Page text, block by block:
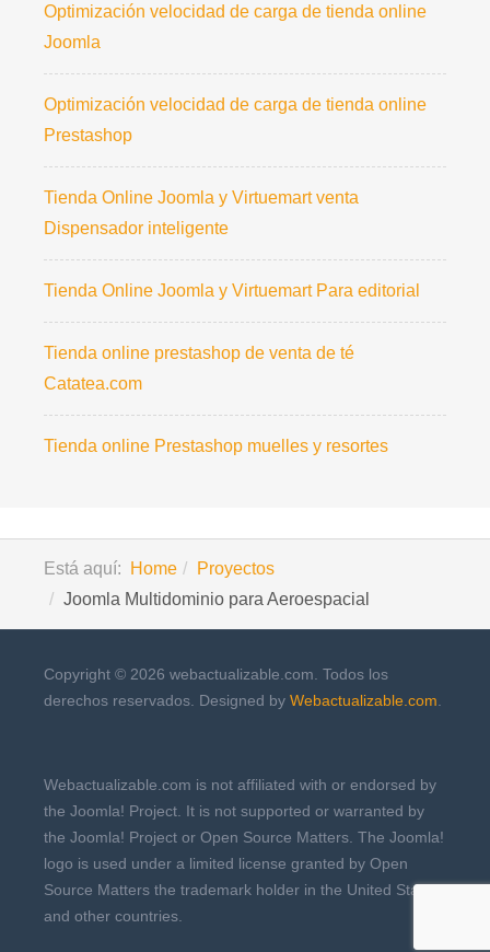
Optimización velocidad de carga de tienda online
Joomla
Optimización velocidad de carga de tienda online
Prestashop
Tienda Online Joomla y Virtuemart venta
Dispensador inteligente
Tienda Online Joomla y Virtuemart Para editorial
Tienda online prestashop de venta de té
Catatea.com
Tienda online Prestashop muelles y resortes
Está aquí: Home
Proyectos
Joomla Multidominio para Aeroespacial
Copyright © 2026 webactualizable.com. Todos los
derechos reservados. Designed by Webactualizable.com
Webactualizable.com is not affiliated with or endorsed by
the Joomla! Project. It is not supported or warranted by
the Joomla! Project or Open Source Matters. The Joomla!
logo is used under a limited license granted by Open
Source Matters the trademark holder in the United States
and other countries.